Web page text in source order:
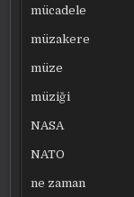
mücadele
müzakere
müze
müziği
NASA
NATO
ne zaman